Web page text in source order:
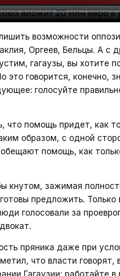
возможности
Оргеев, Бельцы. А с
гагаузы, вы хотите
это говорится, конечно,
голосуйте
что помощь придет, как
образом, с одной
помощь, как
кнутом, зажимая
предложить. Только
голосовали за
пряника даже при
что власти говорят,
Гагаузии: работайте в